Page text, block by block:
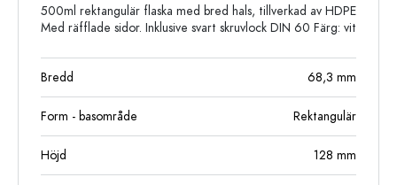
500ml rektangulär flaska med bred hals, tillverkad av HDPE
Med räfflade sidor. Inklusive svart skruvlock DIN 60 Färg: vit
Bredd 68,3 mm
Form - basområde Rektangulär
Höjd 128 mm